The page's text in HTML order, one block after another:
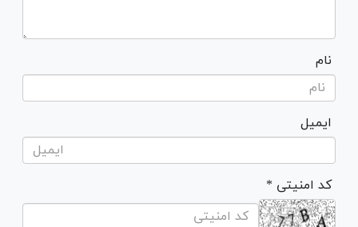
نام
ایمیل
* کد امنیتی